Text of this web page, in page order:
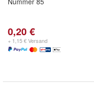
0,20 €
+ 1,15 € Versand